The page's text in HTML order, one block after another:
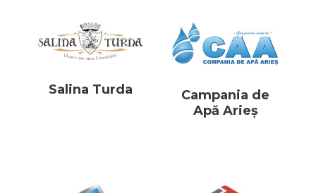
Salina Turda
Campania de
Apă Arieș